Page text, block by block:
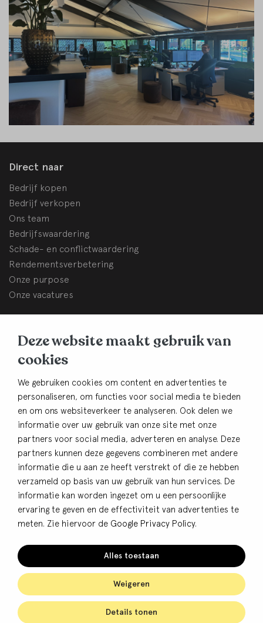
Deze website maakt gebruik van
cookies
We gebruiken cookies om content en advertenties te
personaliseren, om functies voor social media te bieden
en om ons websiteverkeer te analyseren. Ook delen we
informatie over uw gebruik van onze site met onze
partners voor social media, adverteren en analyse. Deze
partners kunnen deze gegevens combineren met andere
informatie die u aan ze heeft verstrekt of die ze hebben
verzameld op basis van uw gebruik van hun services. De
informatie kan worden ingezet om u een persoonlijke
ervaring te geven en de effectiviteit van advertenties te
meten. Zie hiervoor de Google Privacy Policy.
Alles toestaan
Weigeren
Details tonen
Direct naar
Bedrijf kopen
Bedrijf verkopen
Ons team
Bedrijfswaardering
Schade- en conflictwaardering
Rendementsverbetering
Onze purpose
Onze vacatures
Korte Brinkweg 37c
3761 EC Soest
Contact
033-4805482
info@bhbdullemond.nl
Blijf op de hoogte:
Privacy
Cookies
Algemene voorwaarden